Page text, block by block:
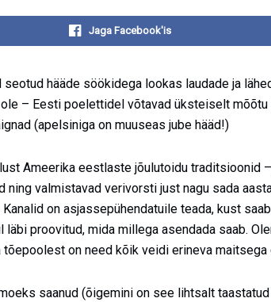
Jaga Facebook'is
seotud hääde söökidega lookas laudade ja
– Eesti poelettidel võtavad üksteiselt mõõtu
(apelsiniga on muuseas jube hääd!)
Ameerika eestlaste jõulutoidu traditsioonid
ning valmistavad verivorsti just nagu sada
on asjassepühendatuile teada, kust
proovitud, mida millega asendada saab.
on need kõik veidi erineva maitsega
saanud (õigemini on see lihtsalt